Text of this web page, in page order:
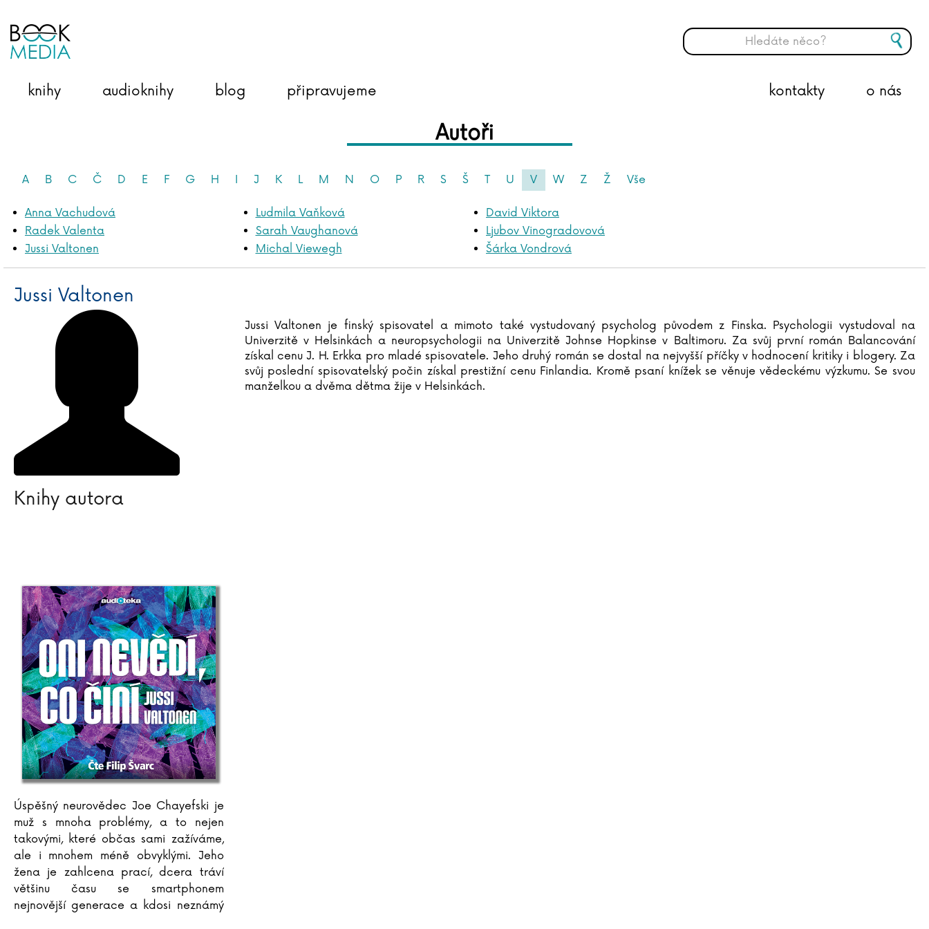
knihy audioknihy blog připravujeme o nás
kontakty
Autoři
A B C Č D E F G H I J K L M N O P R S Š T U V W Z Ž Vše
Anna Vachudová
Radek Valenta
Jussi Valtonen
Ludmila Vaňková
Sarah Vaughanová
Michal Viewegh
David Viktora
Ljubov Vinogradovová
Šárka Vondrová
Jussi Valtonen
Jussi Valtonen je finský spisovatel a mimoto také vystudovaný psycholog původem z Finska. Psychologii vystudoval na
Univerzitě v Helsinkách a neuropsychologii na Univerzitě Johnse Hopkinse v Baltimoru. Za svůj první román Balancování
získal cenu J. H. Erkka pro mladé spisovatele. Jeho druhý román se dostal na nejvyšší příčky v hodnocení kritiky i blogery. Za
svůj poslední spisovatelský počin získal prestižní cenu Finlandia. Kromě psaní knížek se věnuje vědeckému výzkumu. Se svou
manželkou a dvěma dětma žije v Helsinkách.
Knihy autora
Úspěšný neurovědec Joe Chayefski je
muž s mnoha problémy, a to nejen
takovými, které občas sami zažíváme,
ale i mnohem méně obvyklými. Jeho
žena je zahlcena prací, dcera tráví
většinu času se smartphonem
nejnovější generace a kdosi neznámý